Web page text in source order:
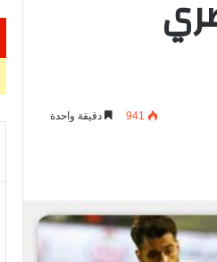
941 دقيقة واحدة